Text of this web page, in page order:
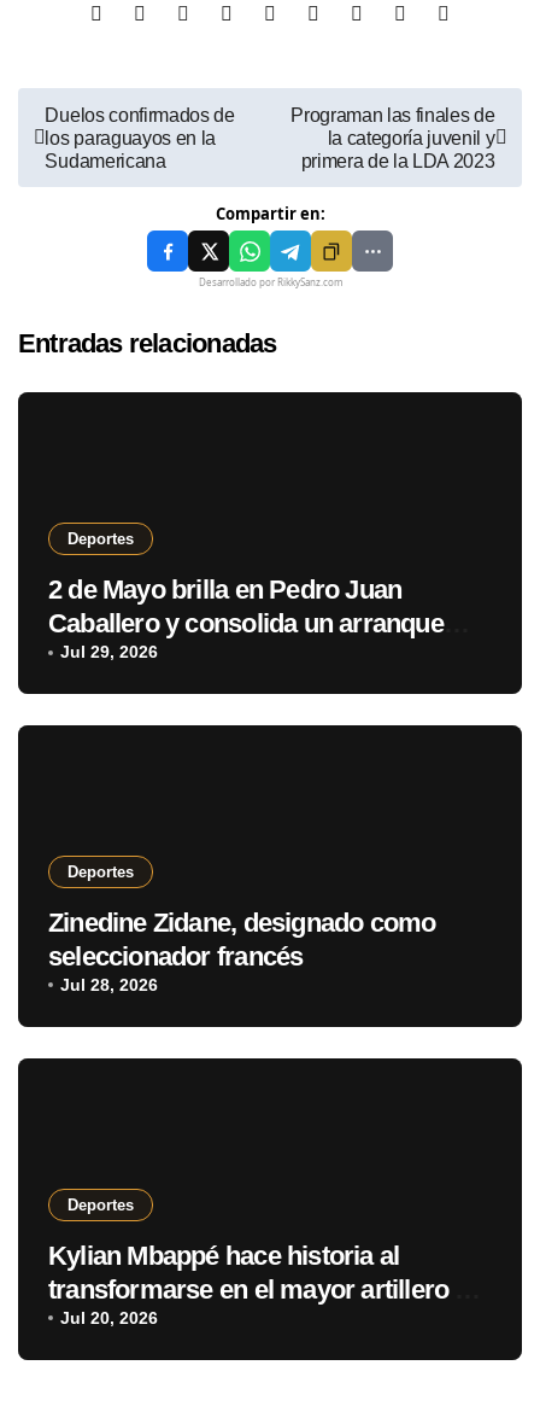
Duelos confirmados de
los paraguayos en la
Sudamericana
Programan las finales de
la categoría juvenil y
primera de la LDA 2023
Compartir en:
Desarrollado por RikkySanz.com
Entradas relacionadas
Deportes
2 de Mayo brilla en Pedro Juan
Caballero y consolida un arranque
con puntaje perfecto
Jul 29, 2026
Deportes
Zinedine Zidane, designado como
seleccionador francés
Jul 28, 2026
Deportes
Kylian Mbappé hace historia al
transformarse en el mayor artillero de
los mundiales
Jul 20, 2026